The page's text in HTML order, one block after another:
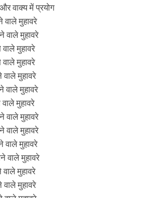
वाक्य में प्रयोग
मुहावरे
वाले मुहावरे
मुहावरे
मुहावरे
मुहावरे
मुहावरे
मुहावरे
वाले मुहावरे
वाले मुहावरे
मुहावरे
वाले मुहावरे
मुहावरे
मुहावरे